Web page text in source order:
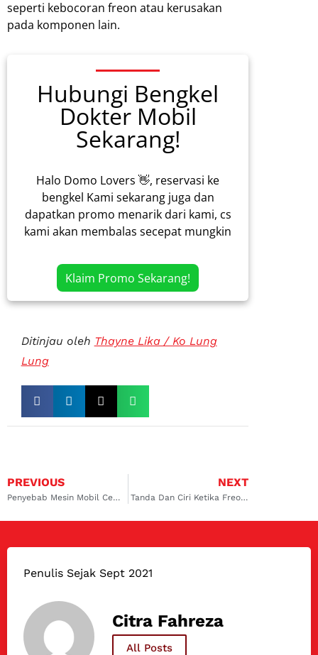
seperti kebocoran freon atau kerusakan
pada komponen lain.
Hubungi Bengkel
Dokter Mobil
Sekarang!
Halo Domo Lovers 👋, reservasi ke
bengkel Kami sekarang juga dan
dapatkan promo menarik dari kami, cs
kami akan membalas secepat mungkin
Klaim Promo Sekarang!
Ditinjau oleh Thayne Lika / Ko Lung
Lung
PREVIOUS
Penyebab Mesin Mobil Cepat Panas Saat AC Mobil Hidup
NEXT
Tanda Dan Ciri Ketika Freon AC Mobil Habis
Penulis Sejak Sept 2021
Citra Fahreza
All Posts